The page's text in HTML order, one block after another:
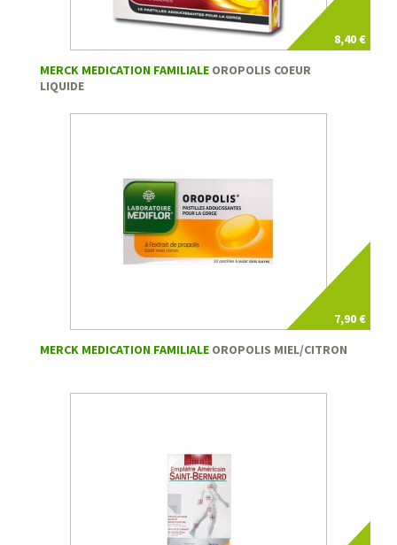
8,40 €
MERCK MEDICATION FAMILIALE OROPOLIS COEUR
LIQUIDE
7,90 €
MERCK MEDICATION FAMILIALE OROPOLIS MIEL/CITRON